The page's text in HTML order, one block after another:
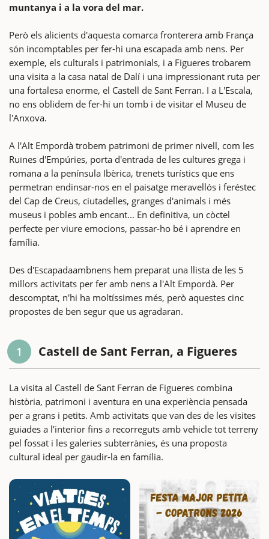
muntanya i a la vora del mar.
Però els alicients d'aquesta comarca fronterera amb França
són incomptables per fer-hi una escapada amb nens. Per
exemple, els culturals i patrimonials, i a Figueres trobarem
una visita a la casa natal de Dalí i una impressionant ruta per
una fortalesa enorme, el Castell de Sant Ferran. I a L'Escala,
no ens oblidem de fer-hi un tomb i de visitar el Museu de
l'Anxova.
A l'Alt Empordà trobem patrimoni de primer nivell, com les
Ruïnes d'Empúries, porta d'entrada de les cultures grega i
romana a la península Ibèrica, trenets turístics que ens
permetran endinsar-nos en el paisatge meravellós i feréstec
del Cap de Creus, ciutadelles, granges d'animals i més
museus i pobles amb encant... En definitiva, un còctel
perfecte per viure emocions, passar-ho bé i aprendre en
família.
Des d'Escapadaambnens hem preparat una llista de les 5
millors activitats per fer amb nens a l'Alt Empordà. Per
descomptat, n'hi ha moltíssimes més, però aquestes cinc
propostes de ben segur que us agradaran.
1 Castell de Sant Ferran, a Figueres
La visita al Castell de Sant Ferran de Figueres combina
història, patrimoni i aventura en una experiència pensada
per a grans i petits. Amb activitats que van des de les visites
guiades a l’interior fins a recorreguts amb vehicle tot terreny
pel fossat i les galeries subterrànies, és una proposta
cultural ideal per gaudir-la en família.